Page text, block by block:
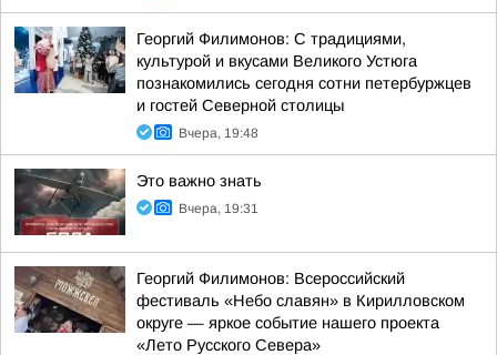
Георгий Филимонов: С традициями,
культурой и вкусами Великого Устюга
познакомились сегодня сотни петербуржцев
и гостей Северной столицы
Вчера, 19:48
Это важно знать
Вчера, 19:31
Георгий Филимонов: Всероссийский
фестиваль «Небо славян» в Кирилловском
округе — яркое событие нашего проекта
«Лето Русского Севера»